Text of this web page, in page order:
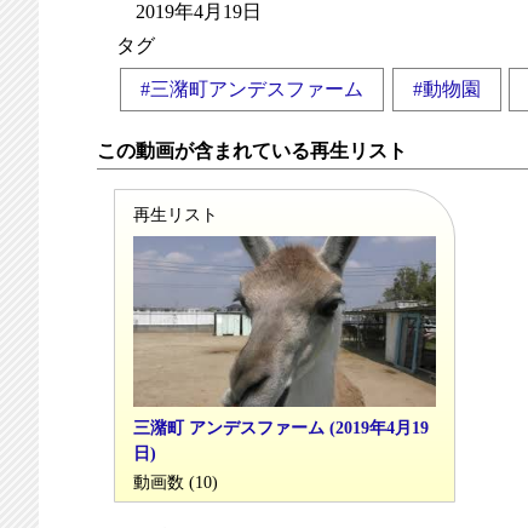
2019年4月19日
タグ
#三潴町アンデスファーム #動物園
この動画が含まれている再生リスト
再生リスト
三潴町 アンデスファーム (2019年4月19
日)
動画数 (10)